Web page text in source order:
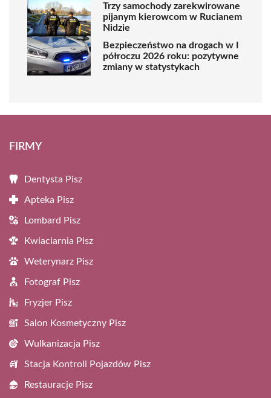
Trzy samochody zarekwirowane
pijanym kierowcom w Rucianem
Nidzie
Bezpieczeństwo na drogach w I
półroczu 2026 roku: pozytywne
zmiany w statystykach
FIRMY
Dentysta Pisz
Apteka Pisz
Lombard Pisz
Kwiaciarnia Pisz
Weterynarz Pisz
Fotograf Pisz
Fryzjer Pisz
Salon Kosmetyczny Pisz
Wulkanizacja Pisz
Stacja Kontroli Pojazdów Pisz
Restauracje Pisz